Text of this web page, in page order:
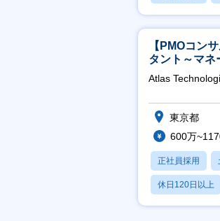
産休・育休あり
【PMOコン
タント～マ
領域／設立5
Atlas
東京都
600万
正社員採用
休日120日以上
産休・育休あり